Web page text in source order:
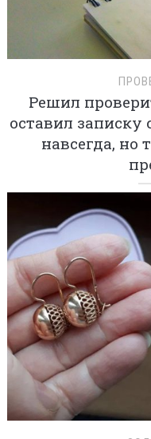
Решил
оставил
навсегда, но